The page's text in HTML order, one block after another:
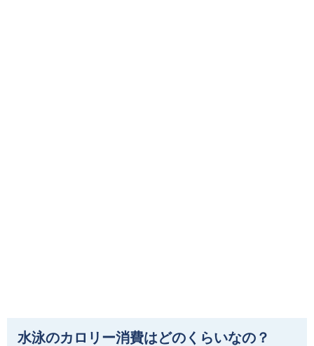
水泳のカロリー消費はどのくらいなの？